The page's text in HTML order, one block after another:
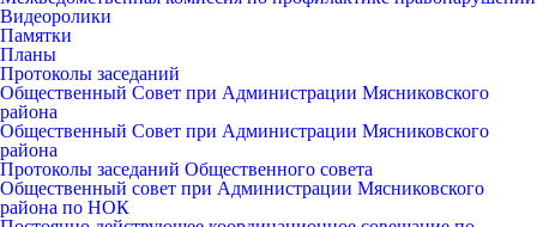
Видеоролики
Памятки
Планы
Протоколы заседаний
Общественный Совет при Администрации Мясниковского
района
Общественный Совет при Администрации Мясниковского
района
Протоколы заседаний Общественного совета
Общественный совет при Администрации Мясниковского
района по НОК